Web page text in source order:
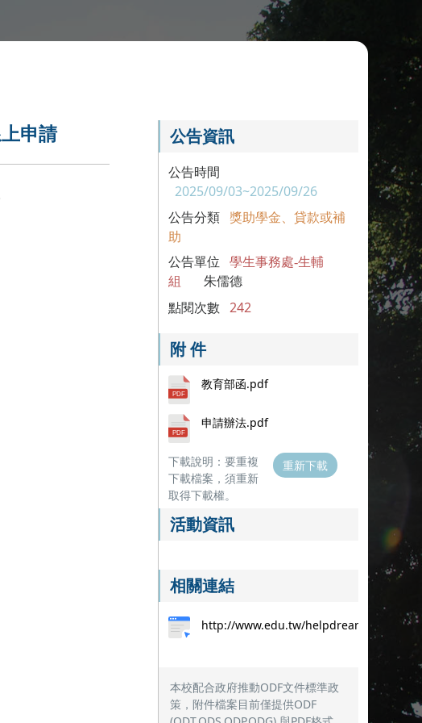
申請 公告資訊
公告時間
2025/09/03~2025/09/26
公告分類 獎助學金、貸款或補
助
公告單位
學生事務處-生輔
組
朱儒德
點閱次數 242
附 件
教育部函.pdf
申請辦法.pdf
下載說明：要重複
下載檔案，須重新
取得下載權。
重新下載
活動資訊
相關連結
http://www.edu.tw/helpdreams/
本校配合政府推動ODF文件標準政
策，附件檔案目前僅提供ODF